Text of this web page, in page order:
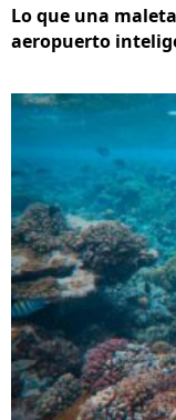
Lo que una
aeropuerto